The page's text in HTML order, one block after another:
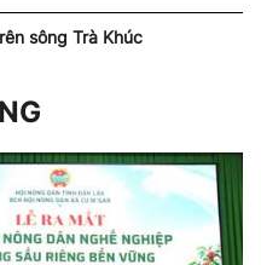
sông Trà Khúc